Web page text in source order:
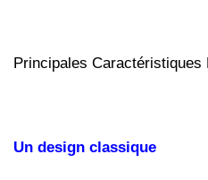
Principales Caractéristiques
Un design classique